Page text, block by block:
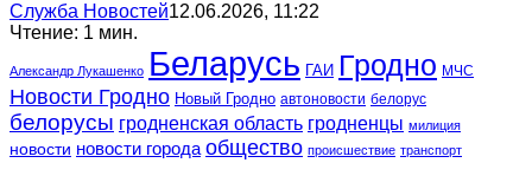
Служба Новостей12.06.2026, 11:22
Чтение: 1 мин.
Александр Лукашенко Беларусь ГАИ Гродно МЧС
Новости Гродно Новый Гродно автоновости белорус
белорусы гродненская область гродненцы милиция
новости новости города общество происшествие транспорт